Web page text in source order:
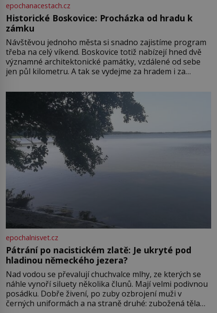
epochanacestach.cz
Historické Boskovice: Procházka od hradu k
zámku
Návštěvou jednoho města si snadno zajistíme program
třeba na celý víkend. Boskovice totiž nabízejí hned dvě
významné architektonické památky, vzdálené od sebe
jen půl kilometru. A tak se vydejme za hradem i za
Boskovice na okraji Drahanské vrchoviny vznikla někdy
ve13. století, a už v roce 1313 kronikáři zaznamenali
epochalnisvet.cz
Pátrání po nacistickém zlatě: Je ukryté pod
hladinou německého jezera?
Nad vodou se převalují chuchvalce mlhy, ze kterých se
náhle vynoří siluety několika člunů. Mají velmi podivnou
posádku. Dobře živení, po zuby ozbrojení muži v
černých uniformách a na straně druhé: zubožená těla